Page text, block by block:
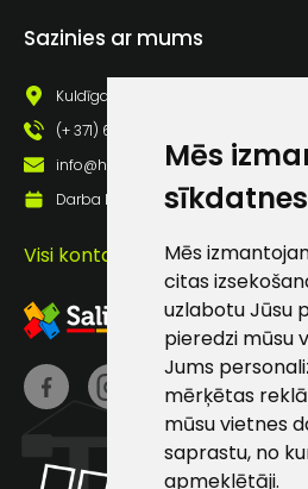
Mēs
sīkdatnes
Mēs
citas
uzlabotu Jūsu
pieredzi mūsu
Jums
mērķētas
mūsu vietnes
saprastu, no
apmeklētāji.
Sazinies ar mums
Kuldīgas iela 69a, Saldus, Saldus
(+ 371) 63 881 186
info@hards.lv
Darba laiks: Darbadienās: 8:00 -
Visi kontakti